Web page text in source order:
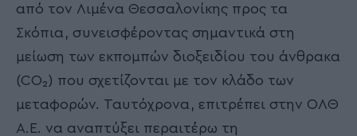
από τον Λιμένα Θεσσαλονίκης προς τα
Σκόπια, συνεισφέροντας σημαντικά στη
μείωση των εκπομπών διοξειδίου του άνθρακα
(CO₂) που σχετίζονται με τον κλάδο των
μεταφορών. Ταυτόχρονα, επιτρέπει στην ΟΛΘ
Α.Ε. να αναπτύξει περαιτέρω τη